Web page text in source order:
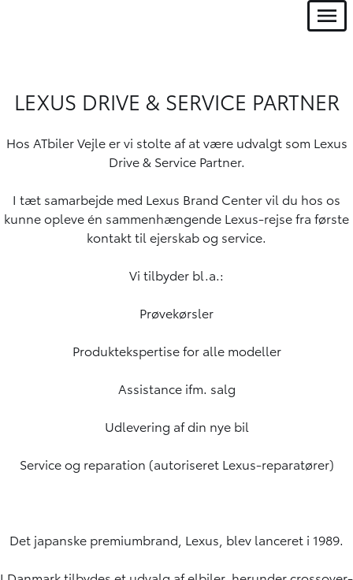
Menu
LEXUS DRIVE & SERVICE PARTNER
Hos ATbiler Vejle er vi stolte af at være udvalgt som Lexus
Drive & Service Partner.
I tæt samarbejde med Lexus Brand Center vil du hos os
kunne opleve én sammenhængende Lexus-rejse fra første
kontakt til ejerskab og service.
Vi tilbyder bl.a.:
Prøvekørsler
Produktekspertise for alle modeller
Assistance ifm. salg
Udlevering af din nye bil
Service og reparation (autoriseret Lexus-reparatører)
Det japanske premiumbrand, Lexus, blev lanceret i 1989.